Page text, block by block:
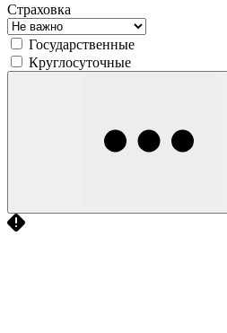
Страховка
Государственные
Круглосуточные